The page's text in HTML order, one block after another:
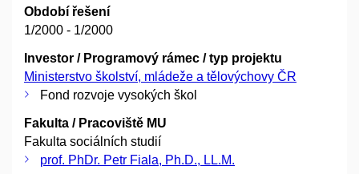
Období řešení
1/2000 - 1/2000
Investor / Programový rámec / typ projektu
Ministerstvo školství, mládeže a tělovýchovy ČR
Fond rozvoje vysokých škol
Fakulta / Pracoviště MU
Fakulta sociálních studií
prof. PhDr. Petr Fiala, Ph.D., LL.M.